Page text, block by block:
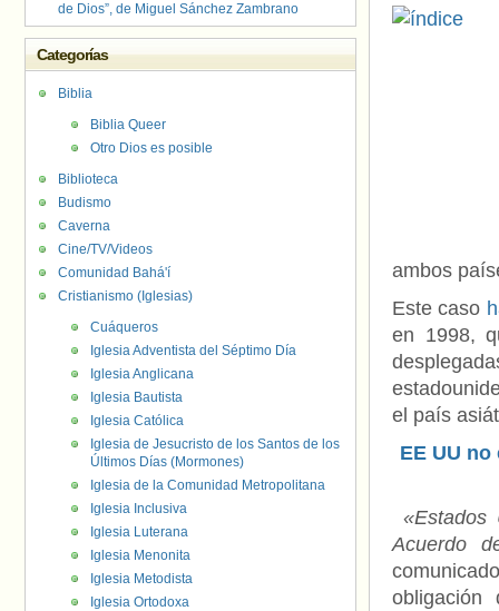
ambos
Este caso
en 1998,
el país
EE UU
«Estados
Acuerdo
obligación
de Dios”, de Miguel Sánchez Zambrano
Categorías
Biblia
Biblia Queer
Otro Dios es posible
Biblioteca
Budismo
Caverna
Cine/TV/Videos
Comunidad Bahá'í
Cristianismo (Iglesias)
Cuáqueros
Iglesia Adventista del Séptimo Día
Iglesia Anglicana
Iglesia Bautista
Iglesia Católica
Iglesia de Jesucristo de los Santos de los
Últimos Días (Mormones)
Iglesia de la Comunidad Metropolitana
Iglesia Inclusiva
Iglesia Luterana
Iglesia Menonita
Iglesia Metodista
Iglesia Ortodoxa